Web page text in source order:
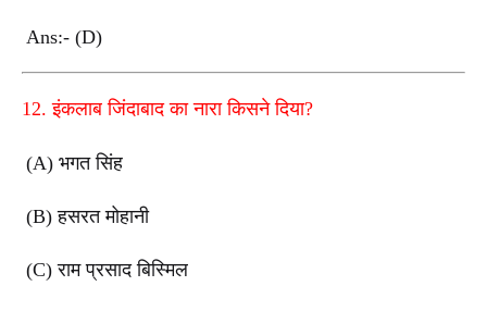
Ans:- (D)
12. इंकलाब जिंदाबाद का नारा किसने दिया?
(A) भगत सिंह
(B) हसरत मोहानी
(C) राम प्रसाद बिस्मिल